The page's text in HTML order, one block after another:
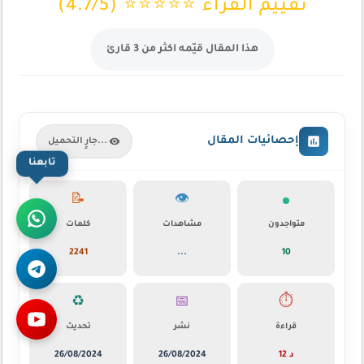
تقييم القراء ⭐⭐⭐⭐⭐ (4.7/5)
هذا المقال قيّمه اكثر من 3 قارئ
إحصائيات المقال جارٍ التحميل...
متواجدون
10
👁️
مشاهدات
...
📝
كلمات
2241
⏱️
قراءة
12 د
📅
نشر
26/08/2024
♻️
تحديث
26/08/2024
تابعنا